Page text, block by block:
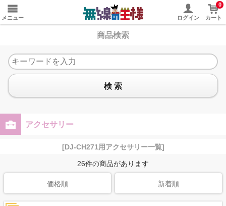
メニュー ログイン
0
カート
商品検索
検 索
アクセサリー
[DJ-CH271用アクセサリー一覧]
26件の商品があります
価格順 新着順